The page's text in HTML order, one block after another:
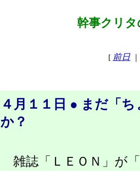
幹事クリタ
[ 前日
４月１１日 ● まだ「
か？
雑誌「ＬＥＯＮ」が